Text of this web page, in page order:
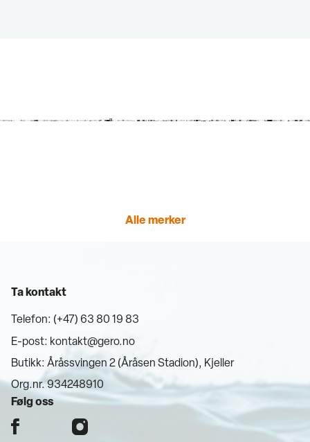
Alle merker
Ta kontakt
Telefon: (+47) 63 80 19 83
E-post: kontakt@gero.no
Butikk: Åråssvingen 2 (Åråsen Stadion), Kjeller
Org.nr. 934248910
Følg oss